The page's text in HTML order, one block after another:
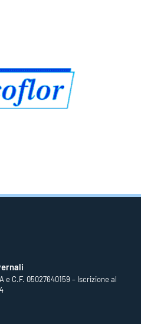
e C.F. 05027640159 – Iscrizione al